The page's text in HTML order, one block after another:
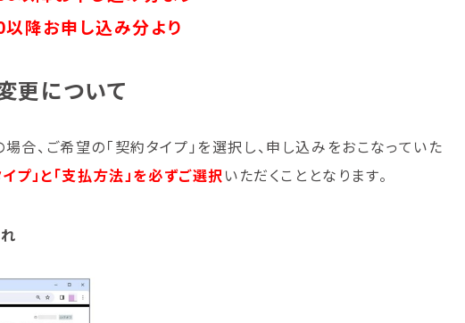
降お申し込み分より
更について
、ご希望の「契約タイプ」を選択し、申し込みをおこなっていた
プ」と「支払方法」を必ずご選択いただくこととなります。